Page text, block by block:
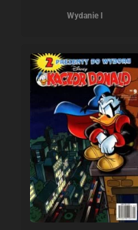
Wydanie I